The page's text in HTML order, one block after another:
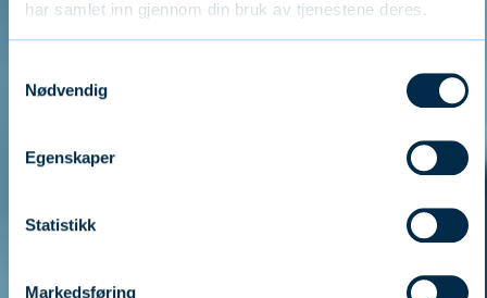
har samlet inn gjennom din bruk av tjenestene deres.
Nødvendig
Egenskaper
Statistikk
Markedsføring